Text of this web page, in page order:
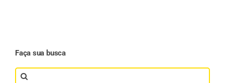
Faça sua busca
Search